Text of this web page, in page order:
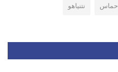
حماس نتنياهو